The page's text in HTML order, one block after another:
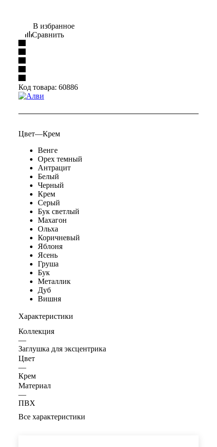
В избранное
Сравнить
Код товара: 60886
Цвет—Крем
Венге
Орех темный
Антрацит
Белый
Черный
Крем
Серый
Бук светлый
Махагон
Ольха
Коричневый
Яблоня
Ясень
Груша
Бук
Металлик
Дуб
Вишня
Характеристики
Коллекция
—
Заглушка для эксцентрика
Цвет
—
Крем
Материал
—
ПВХ
Все характеристики